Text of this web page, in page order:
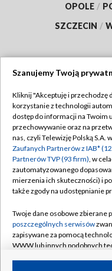
OPOLE /
SZCZECIN /
Abonament TVP
Emisja w TVP
Centrum informacji
Naziemna Telewizja
Rada Programowa
System NOS
Informacje o nadawcy
Szanujemy Twoją
Kliknij "Akceptuję i przechodzę
korzystanie z technologii
dostęp do informacji na Twoim
przechowywanie oraz na
nas, czyli Telewizję Polską S.A.
Zaufanych Partnerów z IAB*
Partnerów TVP (93 firm), w
zautomatyzowanego
mierzenia ich skuteczności) i
także zgody na udostępnianie
Twoje dane osobowe zbierane
poszczególnych serwisów
zapisywane za pomocą
WWW lub innych podobnych